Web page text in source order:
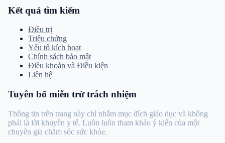
Kết quả tìm kiếm
Điều trị
Triệu chứng
Yếu tố kích hoạt
Chính sách bảo mật
Điều khoản và Điều kiện
Liên hệ
Tuyên bố miễn trừ trách nhiệm
Thông tin trên trang này chỉ nhằm mục đích giáo dục và không
phải là lời khuyên y tế. Luôn luôn tham khảo ý kiến ​​​​của một
chuyên gia chăm sóc sức khỏe.